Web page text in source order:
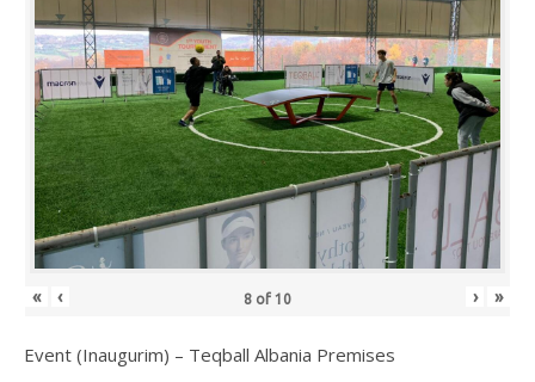
« ‹ 8 of 10 › »
Event (Inaugurim) – Teqball Albania Premises